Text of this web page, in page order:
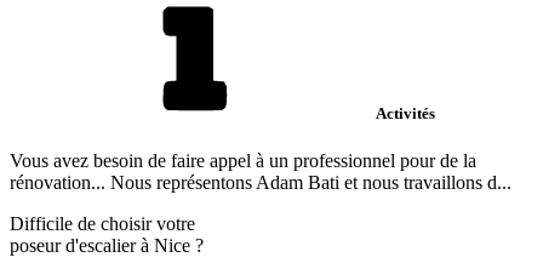
Activités
Vous avez besoin de faire appel à un professionnel pour de la
rénovation... Nous représentons Adam Bati et nous travaillons d...
Difficile de choisir votre
poseur d'escalier à Nice ?